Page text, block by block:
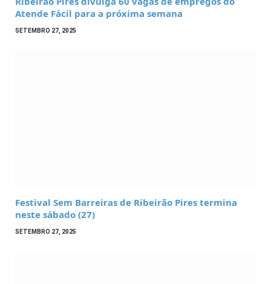
Atende Fácil para a próxima semana
SETEMBRO 27, 2025
Festival Sem Barreiras de Ribeirão Pires termina
neste sábado (27)
SETEMBRO 27, 2025